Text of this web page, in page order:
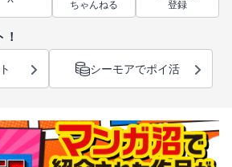
ちゃんねる
登録
シーモアでポイ活